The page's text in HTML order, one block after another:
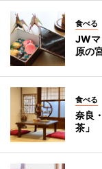
食べる
JWマ
原の
食べる
奈良
茶」